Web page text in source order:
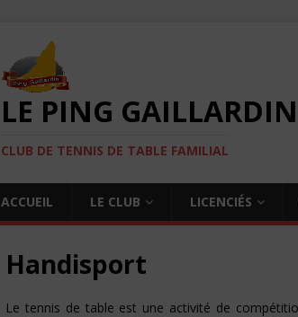
LE PING GAILLARDIN
CLUB DE TENNIS DE TABLE FAMILIAL
ACCUEIL LE CLUB LICENCIÉS
Handisport
Le tennis de table est une activité de